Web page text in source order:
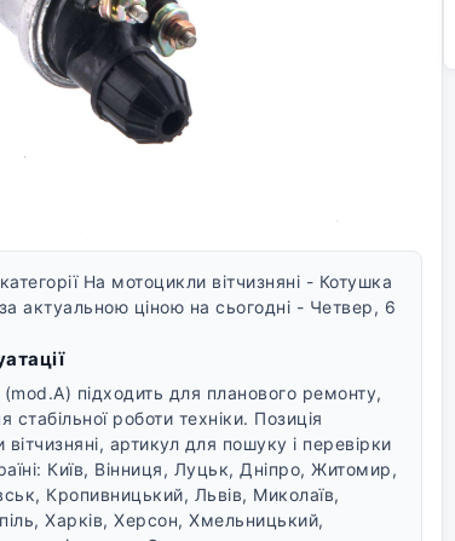
На мотоцикли вітчизняні - Котушка
актуальною ціною на сьогодні - Четвер, 6
підходить для планового ремонту,
стабільної роботи техніки. Позиція
артикул для пошуку і перевірки
Київ, Вінниця, Луцьк, Дніпро, Житомир,
Кропивницький, Львів, Миколаїв,
Харків, Херсон, Хмельницький,